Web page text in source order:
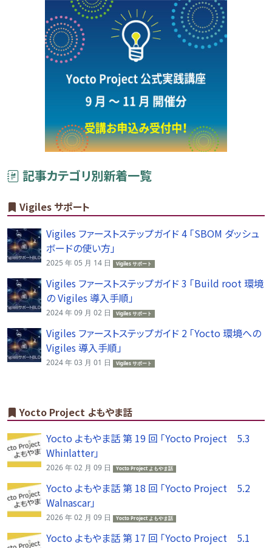
記事カテゴリ別新着一覧
Vigiles サポート
Vigiles ファーストステップガイド 4 「SBOM ダッシュ
ボードの使い方」
2025 年 05 月 14 日 Vigiles サポート
Vigiles ファーストステップガイド 3 「Build root 環境
の Vigiles 導入手順」
2024 年 09 月 02 日 Vigiles サポート
Vigiles ファーストステップガイド 2 「Yocto 環境への
Vigiles 導入手順」
2024 年 03 月 01 日 Vigiles サポート
Yocto Project よもやま話
Yocto よもやま話 第 19 回 「Yocto Project 5.3
Whinlatter」
2026 年 02 月 09 日 Yocto Project よもやま話
Yocto よもやま話 第 18 回 「Yocto Project 5.2
Walnascar」
2026 年 02 月 09 日 Yocto Project よもやま話
Yocto よもやま話 第 17 回 「Yocto Project 5.1